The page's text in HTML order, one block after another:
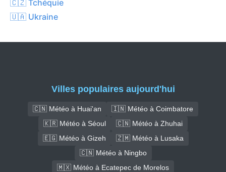
🇨🇿 Tchéquie
🇺🇦 Ukraine
Villes populaires aujourd'hui
🇨🇳 Météo à Huai'an
🇮🇳 Météo à Coimbatore
🇰🇷 Météo à Séoul
🇨🇳 Météo à Zhuhai
🇪🇬 Météo à Gizeh
🇿🇲 Météo à Lusaka
🇨🇳 Météo à Ningbo
🇲🇽 Météo à Ecatepec de Morelos